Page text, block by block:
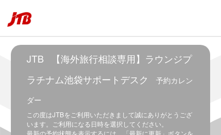
JTB
【海外旅行相談専用】ラウンジプ
ラチナム池袋サポートデスク
予約カレン
ダー
この度はJTBをご利用いただきまして誠にありがとうござ
います。ご利用になる日時を選択してください。
6:30
～
6:30
7:30
7:00
8:00